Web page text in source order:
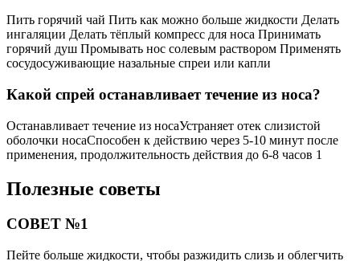
Пить горячий чай Пить как можно больше жидкости Делать
ингаляции Делать тёплый компресс для носа Принимать
горячий душ Промывать нос солевым раствором Применять
сосудосуживающие назальные спреи или капли
Какой спрей останавливает течение из носа?
Останавливает течение из носаУстраняет отек слизистой
оболочки носаСпособен к действию через 5‑10 минут после
применения, продолжительность действия до 6‑8 часов 1
Полезные советы
СОВЕТ №1
Пейте больше жидкости, чтобы разжидить слизь и облегчить